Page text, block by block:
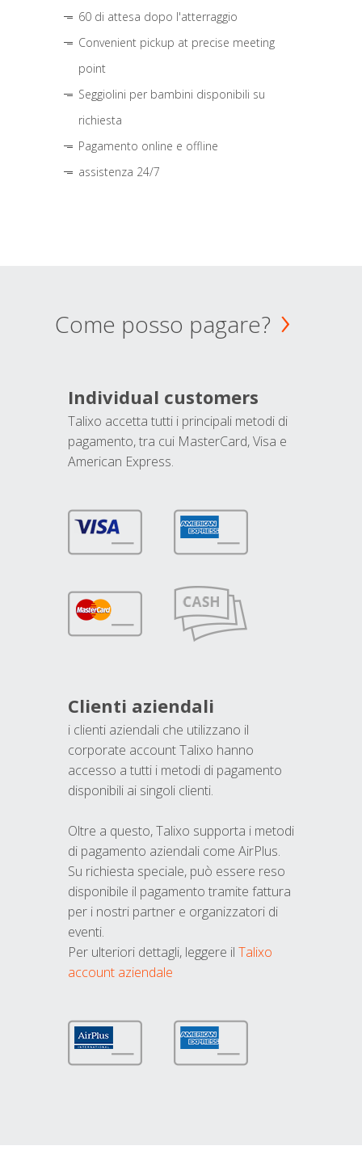
60 di attesa dopo l'atterraggio
Convenient pickup at precise meeting
point
Seggiolini per bambini disponibili su
richiesta
Pagamento online e offline
assistenza 24/7
Come posso pagare?
Individual customers
Talixo accetta tutti i principali metodi di
pagamento, tra cui MasterCard, Visa e
American Express.
Clienti aziendali
i clienti aziendali che utilizzano il
corporate account Talixo hanno
accesso a tutti i metodi di pagamento
disponibili ai singoli clienti.
Oltre a questo, Talixo supporta i metodi
di pagamento aziendali come AirPlus.
Su richiesta speciale, può essere reso
disponibile il pagamento tramite fattura
per i nostri partner e organizzatori di
eventi.
Per ulteriori dettagli, leggere il Talixo
account aziendale